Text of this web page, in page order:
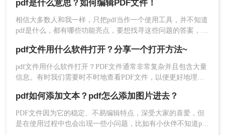
性和保密性，因此在现代社会中得到了广泛应用。那么，如何
编辑PDF文件呢？下面一起看看吧。
pdf是什么意思？如何编辑PDF文件！
相信大多数人和我一样，只把pdf当作一个使用工具，并不知道
pdf是什么，都有哪些功能亮点，要想找寻这些问题的答案，那
pdf文件用什么软件打开？分享一个打开方法~
pdf文件用什么软件打开？PDF文件通常非常复杂并且包含大量
信息。​有时我们需要时不时地查看PDF文件，以便更好地理解
读器来查看pdf文件。那么pdf文件用什么软件打开呢？以下是
一简单使用方法。
pdf如何添加文本？pdf怎么添加图片进去？
PDF文件因为它的稳定、不易编辑特点，深受大家的喜爱，但
是在使用过程中也会出现一些小问题，比如有小伙伴不知道pdf